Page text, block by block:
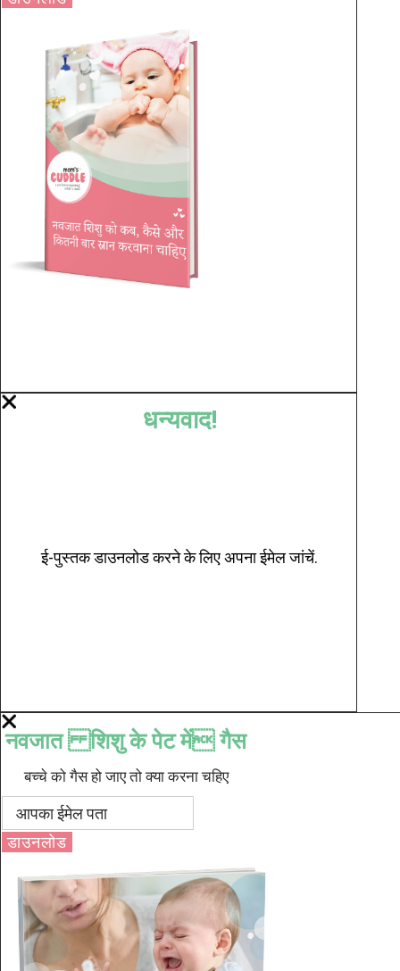
धन्यवाद!
ई-पुस्तक डाउनलोड करने के लिए अपना ईमेल जांचें.
नवजात शिशु के पेट में गैस
बच्चे को गैस हो जाए तो क्या करना चहिए
डाउनलोड